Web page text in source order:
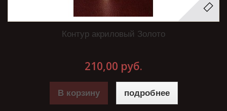
Контур акриловый Золото
210,00 руб.
В корзину подробнее